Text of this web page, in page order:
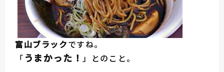
富山ブラックですね。
「 うまかった！」とのこと。